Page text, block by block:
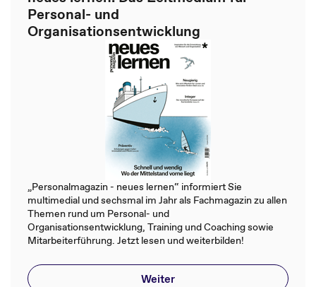
Personal- und
Organisationsentwicklung
„Personalmagazin - neues lernen“ informiert Sie
multimedial und sechsmal im Jahr als Fachmagazin zu allen
Themen rund um Personal- und
Organisationsentwicklung, Training und Coaching sowie
Mitarbeiterführung. Jetzt lesen und weiterbilden!
Weiter